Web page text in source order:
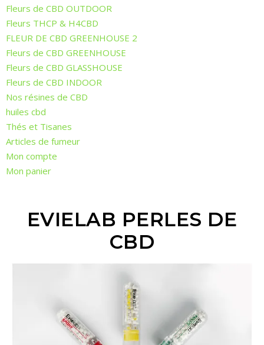
Fleurs de CBD OUTDOOR
Fleurs THCP & H4CBD
FLEUR DE CBD GREENHOUSE 2
Fleurs de CBD GREENHOUSE
Fleurs de CBD GLASSHOUSE
Fleurs de CBD INDOOR
Nos résines de CBD
huiles cbd
Thés et Tisanes
Articles de fumeur
Mon compte
Mon panier
EVIELAB PERLES DE
CBD